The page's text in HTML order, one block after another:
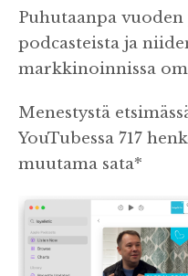
Puhutaanpa
podcasteista ja
markkinoinnissa
Menestystä
YouTubessa 717
muutama sata*